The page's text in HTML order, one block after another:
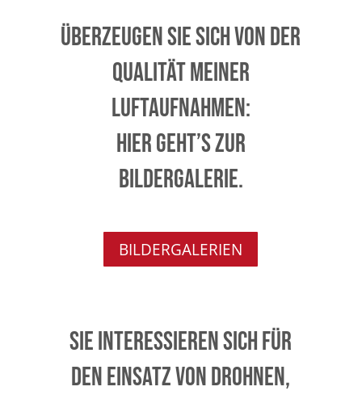
Überzeugen Sie sich von der
Qualität meiner
Luftaufnahmen:
Hier geht’s zur
Bildergalerie.
BILDERGALERIEN
Sie interessieren sich für
den Einsatz von Drohnen,